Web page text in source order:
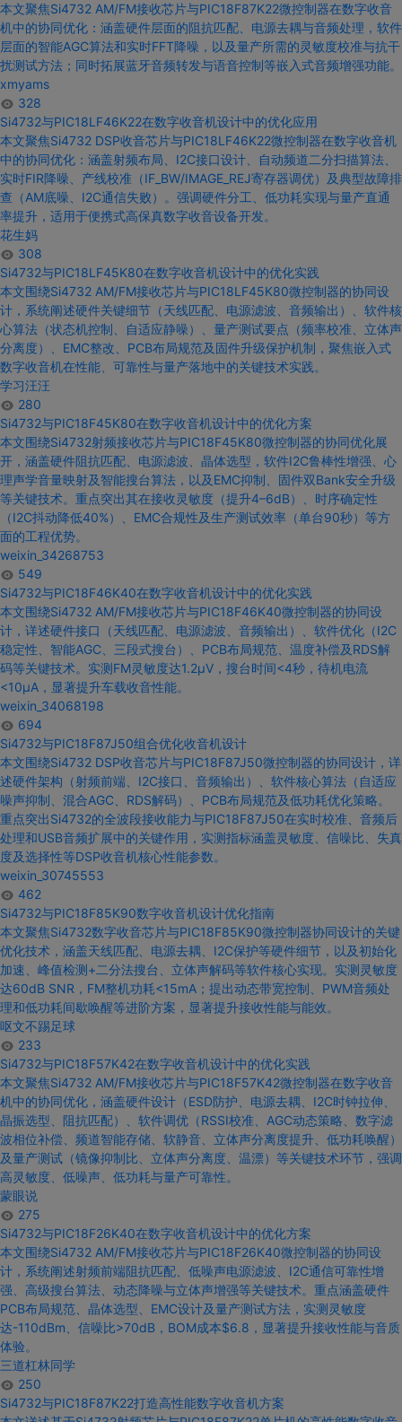
本文聚焦Si4732 AM/FM接收芯片与PIC18F87K22微控制器在数字收音
机中的协同优化：涵盖硬件层面的阻抗匹配、电源去耦与音频处理，软件
层面的智能AGC算法和实时FFT降噪，以及量产所需的灵敏度校准与抗干
扰测试方法；同时拓展蓝牙音频转发与语音控制等嵌入式音频增强功能。
xmyams
328
Si4732与PIC18LF46K22在数字收音机设计中的优化应用
本文聚焦Si4732 DSP收音芯片与PIC18LF46K22微控制器在数字收音机
中的协同优化：涵盖射频布局、I2C接口设计 、自动频道二分扫描算法、
实时FIR降噪、产线校准（IF_BW/IMAGE_REJ寄存器调优）及典型故障排
查（AM底噪、I2C通信失败）。强调硬件分工、低功耗实现与量产直通
率提升，适用于便携式高保真数字收音设备开发。
花生妈
308
Si4732与PIC18LF45K80在数字收音机设计中的优化实践
本文围绕Si4732 AM/FM接收芯片与PIC18LF45K80微控制器的协同设
计 ，系统阐述硬件关键细节（天线匹配、电源滤波、音频输出）、软件核
心算法（状态机控制、自适应静噪）、量产测试要点（频率校准、立体声
分离度）、EMC整改、PCB布局规范及固件升级保护机制，聚焦嵌入式
数字收音机在性能、可靠性与量产落地中的关键技术实践。
学习汪汪
280
Si4732与PIC18F45K80在数字收音机设计中的优化方案
本文围绕Si4732射频接收芯片与PIC18F45K80微控制器的协同优化展
开，涵盖硬件阻抗匹配、电源滤波、晶体选型，软件I2C鲁棒性增强、心
理声学音量映射及智能搜台算法，以及EMC抑制、固件双Bank安全升级
等关键技术。重点突出其在接收灵敏度（提升4–6dB）、时序确定性
（I2C抖动降低40%）、EMC合规性及生产测试效率（单台90秒）等方
面的工程优势。
weixin_34268753
549
Si4732与PIC18F46K40在数字收音机设计中的优化实践
本文围绕Si4732 AM/FM接收芯片与PIC18F46K40微控制器的协同设
计 ，详述硬件接口（天线匹配、电源滤波、音频输出）、软件优化（I2C
稳定性、智能AGC、三段式搜台）、PCB布局规范、温度补偿及RDS解
码等关键技术。实测FM灵敏度达1.2μV，搜台时间<4秒，待机电流
<10μA，显著提升车载收音性能。
weixin_34068198
694
Si4732与PIC18F87J50组合优化收音机设计
本文围绕Si4732 DSP收音芯片与PIC18F87J50微控制器的协同设计 ，详
述硬件架构（射频前端、I2C接口、音频输出）、软件核心算法（自适应
噪声抑制、混合AGC、RDS解码）、PCB布局规范及低功耗优化策略。
重点突出Si4732的全波段接收能力与PIC18F87J50在实时校准、音频后
处理和USB音频扩展中的关键作用，实测指标涵盖灵敏度、信噪比、失真
度及选择性等DSP收音机核心性能参数。
weixin_30745553
462
Si4732与PIC18F85K90数字收音机设计优化指南
本文聚焦Si4732数字收音芯片与PIC18F85K90微控制器协同设计的关键
优化技术，涵盖天线匹配、电源去耦、I2C保护等硬件细节，以及初始化
加速、峰值检测+二分法搜台、立体声解码等软件核心实现。实测灵敏度
达60dB SNR，FM整机功耗<15mA；提出动态带宽控制、PWM音频处
理和低功耗间歇唤醒等进阶方案，显著提升接收性能与能效。
呕文不踢足球
233
Si4732与PIC18F57K42在数字收音机设计中的优化实践
本文聚焦Si4732 AM/FM接收芯片与PIC18F57K42微控制器在数字收音
机中的协同优化，涵盖硬件设计 （ESD防护、电源去耦、I2C时钟拉伸、
晶振选型、阻抗匹配）、软件调优（RSSI校准、AGC动态策略、 数字滤
波相位补偿、频道智能存储、软静音、立体声分离度提升、低功耗唤醒）
及量产测试（镜像抑制比、立体声分离度、温漂）等关键技术环节，强调
高灵敏度、低噪声、低功耗与量产可靠性。
蒙眼说
275
Si4732与PIC18F26K40在数字收音机设计中的优化方案
本文围绕Si4732 AM/FM接收芯片与PIC18F26K40微控制器的协同设
计 ，系统阐述射频前端阻抗匹配、低噪声电源滤波、I2C通信可靠性增
强、高级搜台算法、动态降噪与立体声增强等关键技术。重点涵盖硬件
PCB布局规范、晶体选型、EMC设计及量产测试方法，实测灵敏度
达-110dBm、信噪比>70dB，BOM成本$6.8，显著提升接收性能与音质
体验。
三道杠林同学
250
Si4732与PIC18F87K22打造高性能数字收音机方案